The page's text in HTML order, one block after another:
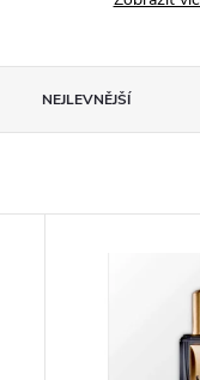
NEJLEVNĚJŠÍ